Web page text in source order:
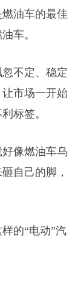
油车的最佳
车。
不定、稳定
市场一开始
标签。
像燃油车乌
自己的脚，
的“电动”汽